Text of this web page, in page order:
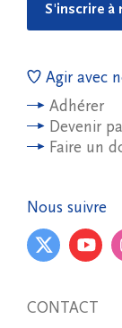
S'inscrire
Agir avec
Adhérer
Devenir
Faire un
Nous suivre
CONTACT